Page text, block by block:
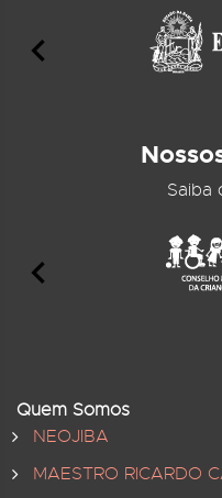
Saiba
Quem Somos
NEOJIBA
MAESTRO RICARDO